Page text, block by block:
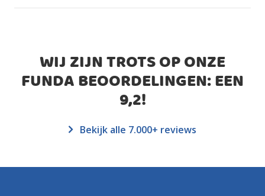
WIJ ZIJN TROTS OP ONZE
FUNDA BEOORDELINGEN: EEN
9,2!
Bekijk alle 7.000+ reviews